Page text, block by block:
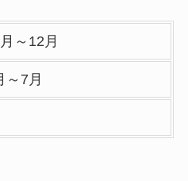
～12月
～7月